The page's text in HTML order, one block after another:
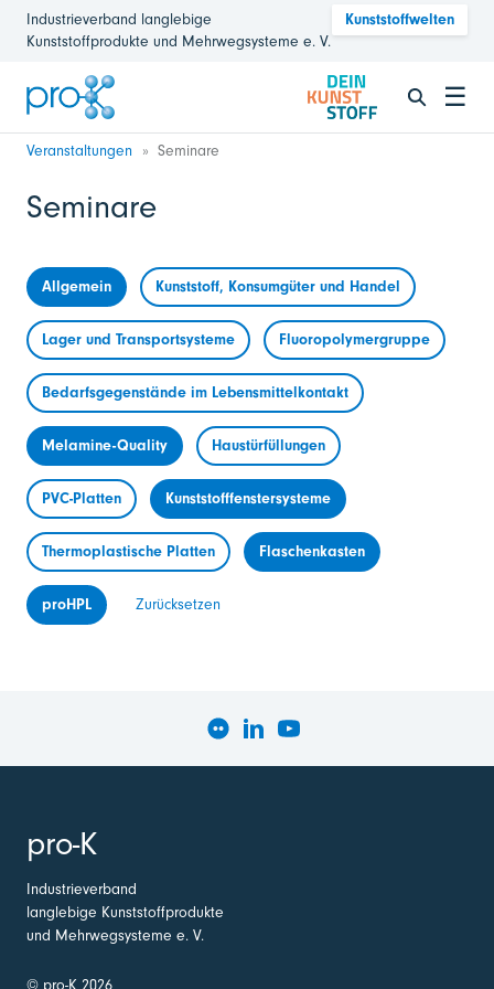
Industrieverband langlebige
Kunststoffprodukte und Mehrwegsysteme e. V.
Kunststoffwelten
☰
Veranstaltungen Seminare
Seminare
Allgemein Kunststoff, Konsumgüter und Handel
Lager und Transportsysteme Fluoropolymergruppe
Bedarfsgegenstände im Lebensmittelkontakt
Melamine-Quality Haustürfüllungen
PVC-Platten Kunststofffenstersysteme
Thermoplastische Platten Flaschenkasten
proHPL Zurücksetzen
pro-K
Industrieverband
langlebige Kunststoffprodukte
und Mehrwegsysteme e. V.
© pro-K 2026